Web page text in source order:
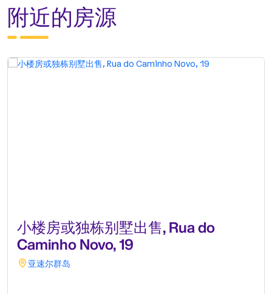
附近的房源
小楼房或独栋别墅出售, Rua do
Caminho Novo, 19
亚速尔群岛